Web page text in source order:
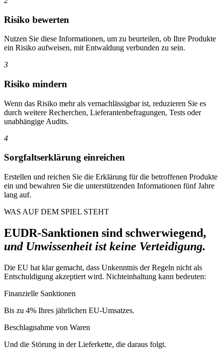
Risiko bewerten
Nutzen Sie diese Informationen, um zu beurteilen, ob Ihre Produkte
ein Risiko aufweisen, mit Entwaldung verbunden zu sein.
3
Risiko mindern
Wenn das Risiko mehr als vernachlässigbar ist, reduzieren Sie es
durch weitere Recherchen, Lieferantenbefragungen, Tests oder
unabhängige Audits.
4
Sorgfaltserklärung einreichen
Erstellen und reichen Sie die Erklärung für die betroffenen Produkte
ein und bewahren Sie die unterstützenden Informationen fünf Jahre
lang auf.
WAS AUF DEM SPIEL STEHT
EUDR-Sanktionen sind schwerwiegend,
und Unwissenheit ist keine Verteidigung.
Die EU hat klar gemacht, dass Unkenntnis der Regeln nicht als
Entschuldigung akzeptiert wird. Nichteinhaltung kann bedeuten:
Finanzielle Sanktionen
Bis zu 4% Ihres jährlichen EU-Umsatzes.
Beschlagnahme von Waren
Und die Störung in der Lieferkette, die daraus folgt.